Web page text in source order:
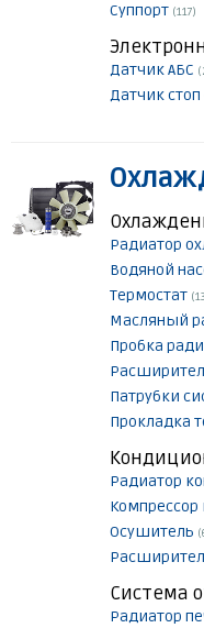
Суппорт (117)
Датчик АБС
Датчик стоп
Радиатор
Водяной
Термостат
Масляный
Пробка
Патрубки
Прокладка
Радиатор
Осушитель
Система
Радиатор